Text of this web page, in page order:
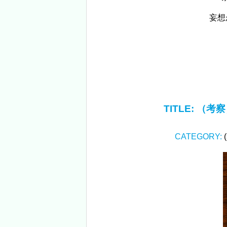
妄
TITLE: （考
CATEGORY: